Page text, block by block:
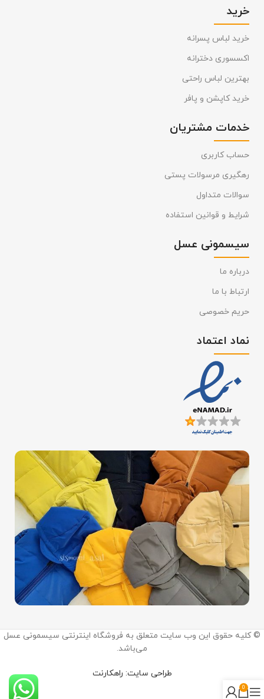
خرید
خرید لباس پسرانه
اکسسوری دخترانه
بهترین لباس راحتی
خرید کاپشن و پافر
خدمات مشتریان
حساب کاربری
رهگیری مرسولات پستی
سوالات متداول
شرایط و قوانین استفاده
سیسمونی عسل
درباره ما
ارتباط با ما
حریم خصوصی
نماد اعتماد
اینستاگرام:
@sismooni_asal
© کلیه حقوق این وب سایت متعلق به فروشگاه اینترنتی سیسمونی عسل
می‌باشد.
طراحی سایت: راهکارنت
0